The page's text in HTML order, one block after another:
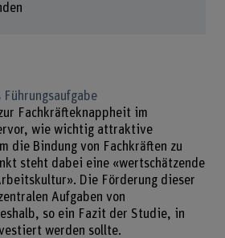
Fachkräfteknappheit im
wie wichtig attraktive
die Bindung von Fachkräften zu
steht dabei eine «wertschätzende
Die Förderung dieser
Aufgaben von
so ein Fazit der Studie, in
werden sollte.